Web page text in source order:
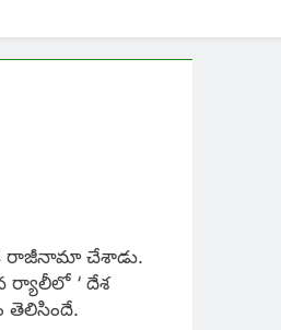
రాజీనామా చేశాడు.
ర్యాలీలో ‘ దేశ
తెలిసిందే.